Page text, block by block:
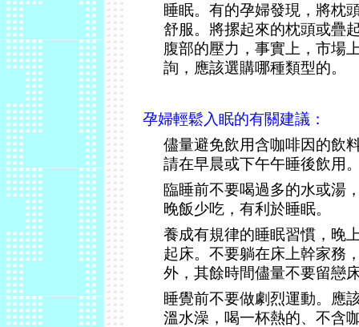
睡眠。有的孕婦發現，將枕
舒服。將摞起來的枕頭或疊
腹部的壓力，事實上，市場
詢，應該選購哪種類型的。
孕婦輕鬆入眠的有關建議：
儘量避免飲用含咖啡因的飲
請在早晨或下午午睡後飲用
臨睡前不要喝過多的水或湯
晚飯少吃，有利於睡眠。
養成有規律的睡眠習慣，晚
起床。不要躺在床上幹家務
外，其餘時間儘量不要留戀
睡覺前不要做劇烈運動。應
溫水澡，喝一杯熱的、不含